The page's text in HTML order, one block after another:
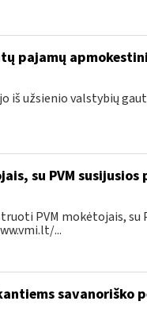
pajamų
iš užsienio valstybių
su PVM
PVM mokėtojais, su
...
savanoriško